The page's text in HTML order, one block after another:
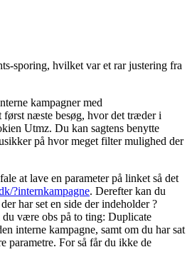
sporing, hvilket var et rar justering fra
kampagner med
først næste besøg, hvor det træder i
Utmz. Du kan sagtens benytte
på hvor meget filter mulighed der
at lave en parameter på linket så det
?internkampagne. Derefter kan du
har set en side der indeholder ?
være obs på to ting: Duplicate
interne kampagne, samt om du har sat
parametre. For så får du ikke de